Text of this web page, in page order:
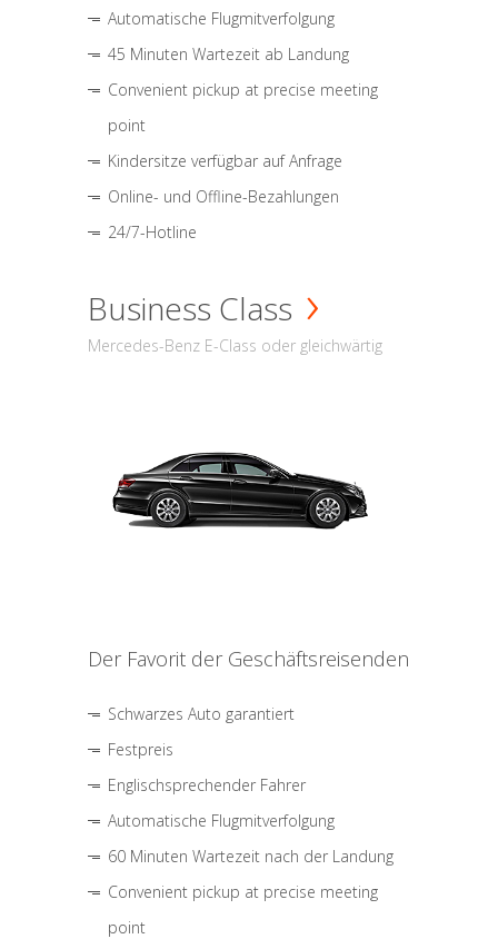
Automatische Flugmitverfolgung
45 Minuten Wartezeit ab Landung
Convenient pickup at precise meeting
point
Kindersitze verfügbar auf Anfrage
Online- und Offline-Bezahlungen
24/7-Hotline
Business Class
Mercedes-Benz E-Class oder gleichwärtig
Der Favorit der Geschäftsreisenden
Schwarzes Auto garantiert
Festpreis
Englischsprechender Fahrer
Automatische Flugmitverfolgung
60 Minuten Wartezeit nach der Landung
Convenient pickup at precise meeting
point